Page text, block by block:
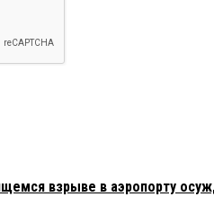
взрыве в аэропорту